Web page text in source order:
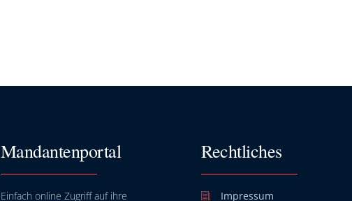
Mandantenportal
Einfach online Zugriff auf ihre
Rechtliches
Impressum